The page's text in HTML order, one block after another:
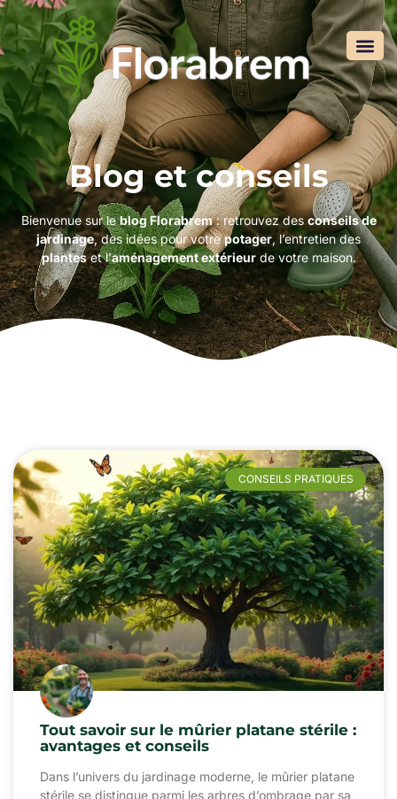
Blog et conseils
Bienvenue sur leblog Florabrem: retrouvez desconseils de
jardinage, des idées pour votrepotager, l’entretien des
planteset l’aménagement extérieurde votre maison.
CONSEILS PRATIQUES
Tout savoir sur le mûrier platane stérile :
avantages et conseils
Dans l’univers du jardinage moderne, le mûrier platane
stérile se distingue parmi les arbres d’ombrage par sa